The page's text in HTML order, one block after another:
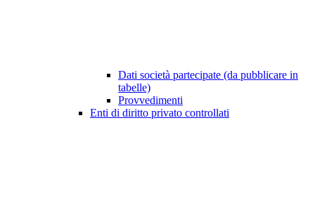
Dati società partecipate (da pubblicare in
tabelle)
Provvedimenti
Enti di diritto privato controllati